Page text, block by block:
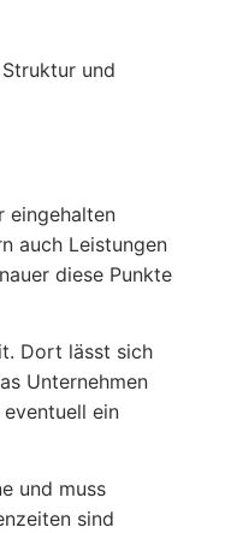
und
eingehalten
auch Leistungen
diese Punkte
Dort lässt sich
Unternehmen
ein
und muss
sind